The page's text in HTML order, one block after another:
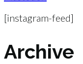
[instagram-feed]
Archive